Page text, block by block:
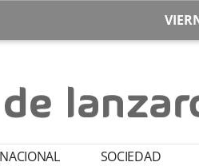
NACIONAL SOCIEDAD